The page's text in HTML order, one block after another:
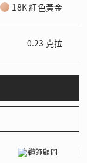
18K 紅色黃金
0.23 克拉
鑽飾顧問